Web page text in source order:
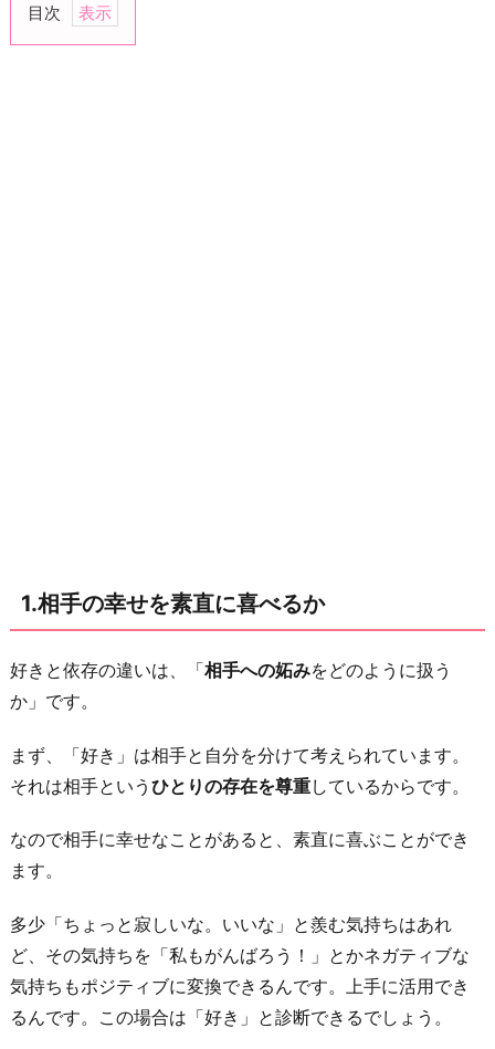
目次
1.
好
み
と
自
の
好
を
分
け
て
考
え
1.相手の幸せを素直に喜べるか
好きと依存の違いは、「相手への妬みをどのように扱う
か」です。
まず、「好き」は相手と自分を分けて考えられています。
それは相手という ひとりの存在を尊重しているからです。
なので相手に幸せなことがあると、素直に喜ぶことができ
ます。
多少「ちょっと寂しいな。いいな」と羨む気持ちはあれ
ど、その気持ちを「私もがんばろう！」とかネガティブな
気持ちもポジティブに変換できるんです。上手に活用でき
るんです。この場合は「好き」と診断できるでしょう。